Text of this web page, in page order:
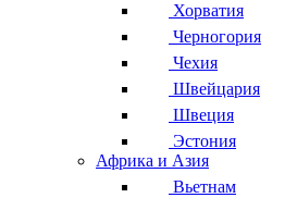
Хорватия
Черногория
Чехия
Швейцария
Швеция
Эстония
Африка и Азия
Вьетнам